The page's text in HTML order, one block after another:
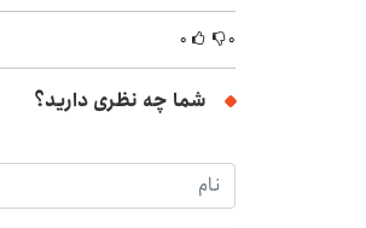
۰ ۰
شما چه نظری دارید؟